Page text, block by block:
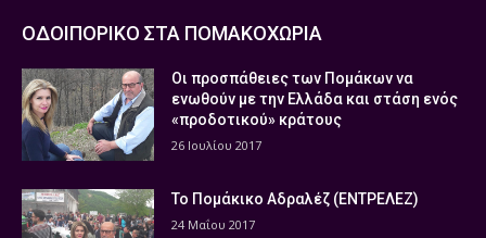
ΟΔΟΙΠΟΡΙΚΟ ΣΤΑ ΠΟΜΑΚΟΧΩΡΙΑ
Οι προσπάθειες των Πομάκων να
ενωθούν με την Ελλάδα και στάση ενός
«προδοτικού» κράτους
26 Ιουλίου 2017
Το Πομάκικο Αδραλέζ (ΕΝΤΡΕΛΕΖ)
24 Μαΐου 2017